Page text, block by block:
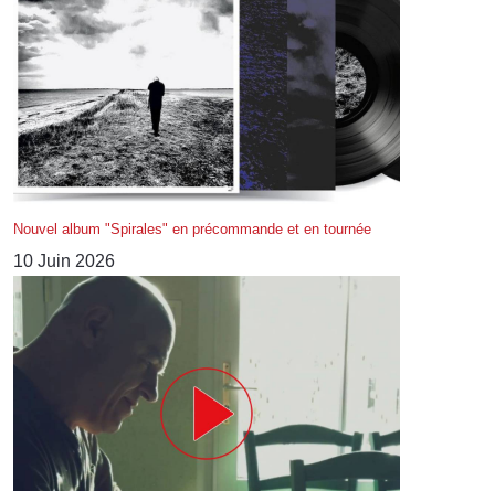
Nouvel album "Spirales" en précommande et en tournée
10 Juin 2026